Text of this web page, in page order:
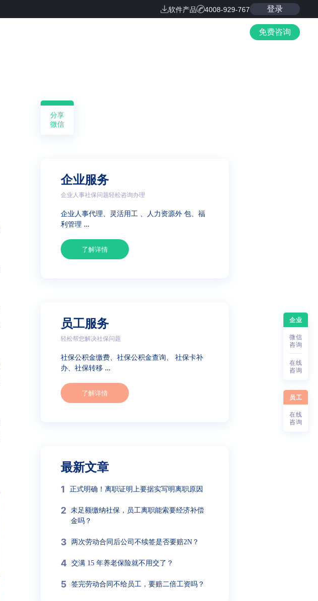
软件产品 4008-929-767 登录
免费咨询
分享
微信
企业服务
企业人事社保问题轻松咨询办理
企业人事代理、灵活用工 、人力资源外 包、福
利管理 …
了解详情
员工服务
轻松帮您解决社保问题
社保公积金缴费、社保公积金查询、 社保卡补
办、社保转移 …
了解详情
最新文章
1 正式明确！离职证明上要据实写明离职原因
2 未足额缴纳社保，员工离职能索要经济补偿
金吗？
3 两次劳动合同后公司不续签是否要赔2N？
4 交满 15 年养老保险就不用交了？
5 签完劳动合同不给员工，要赔二倍工资吗？
企业
微信
咨询
在线
咨询
员工
在线
咨询